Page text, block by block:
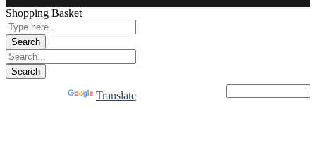
Shopping Basket
Translate